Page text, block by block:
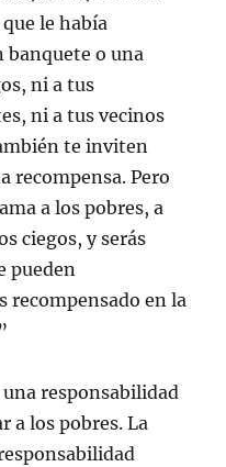
le había
banquete o una
ni a tus
ni a tus vecinos
te inviten
recompensa. Pero
a los pobres, a
ciegos, y serás
pueden
recompensado en la
responsabilidad
a los pobres. La